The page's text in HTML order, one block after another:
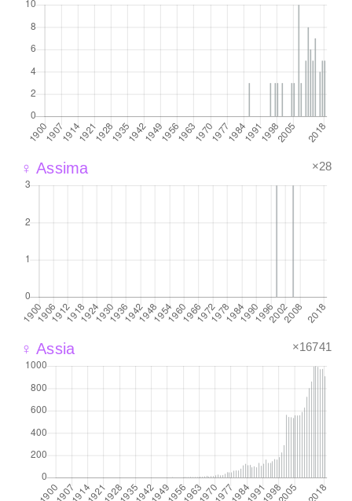
♀ Assima ×28
♀ Assia ×16741